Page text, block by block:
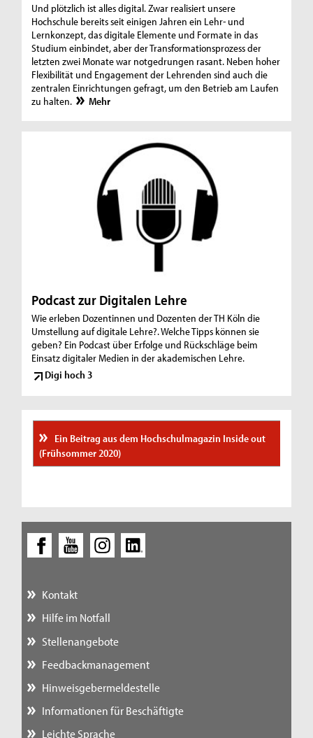
Und plötzlich ist alles digital. Zwar realisiert unsere
Hochschule bereits seit einigen Jahren ein Lehr- und
Lernkonzept, das digitale Elemente und Formate in das
Studium einbindet, aber der Transformationsprozess der
letzten zwei Monate war notgedrungen rasant. Neben hoher
Flexibilität und Engagement der Lehrenden sind auch die
zentralen Einrichtungen gefragt, um den Betrieb am Laufen
zu halten.
Mehr
Podcast zur Digitalen Lehre
Wie erleben Dozentinnen und Dozenten der TH Köln die
Umstellung auf digitale Lehre?. Welche Tipps können sie
geben? Ein Podcast über Erfolge und Rückschläge beim
Einsatz digitaler Medien in der akademischen Lehre.
Digi hoch 3
Ein Beitrag aus dem Hochschulmagazin Inside out
(Frühsommer 2020)
Kontakt
Hilfe im Notfall
Stellenangebote
Feedbackmanagement
Hinweisgebermeldestelle
Informationen für Beschäftigte
Leichte Sprache